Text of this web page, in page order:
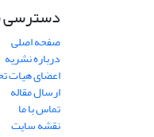
دسترسی
صفحه اصلی
درباره نشریه
اعضای هیات
ارسال مقاله
تماس با ما
نقشه سایت